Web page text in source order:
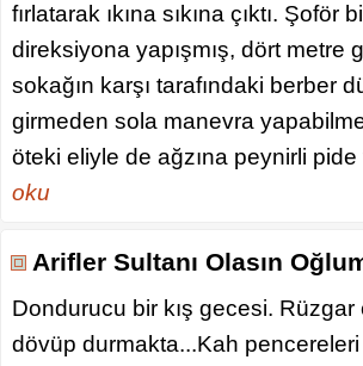
fırlatarak ıkına sıkına çıktı. Şoför
direksiyona yapışmış, dört metre
sokağın karşı tarafındaki berber
girmeden sola manevra
öteki eliyle de ağzına peynirli pide
oku
Arifler Sultanı Olasın
Dondurucu bir kış gecesi. Rüzgar
dövüp durmakta...Kah